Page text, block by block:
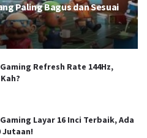
Paling Bagus dan Sesuai
Refresh Rate 144Hz,
Layar 16 Inci Terbaik, Ada
Jutaan!